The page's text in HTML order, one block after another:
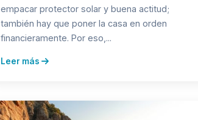
empacar protector solar y buena actitud;
también hay que poner la casa en orden
financieramente. Por eso,...
Leer más